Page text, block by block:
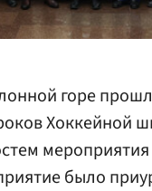
горе
Хоккейной
было